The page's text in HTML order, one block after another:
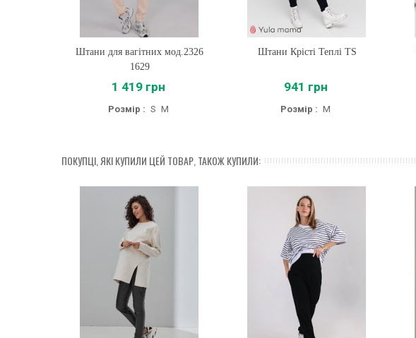
Купити
Штани для вагітних мод.2326
1629
1 419 грн
Розмір : S M
Купити
Штани Крісті Теплі TS
941 грн
Розмір : M
ПОКУПЦІ, ЯКІ КУПИЛИ ЦЕЙ ТОВАР, ТАКОЖ КУПИЛИ: